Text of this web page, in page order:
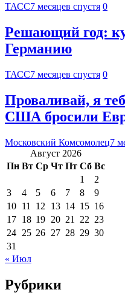
ТАСС7 месяцев спустя 0
Решающий год:
Германию
ТАСС7 месяцев спустя 0
Проваливай, я
США бросили
Московский Комсомолец7
Август 2026
Пн Вт Ср Чт Пт Сб Вс
1
2
3
4 5 6 7 8
9
10 11 12 13 14 15 16
17 18 19 20 21 22 23
24 25 26 27 28 29 30
31
« Июл
Рубрики